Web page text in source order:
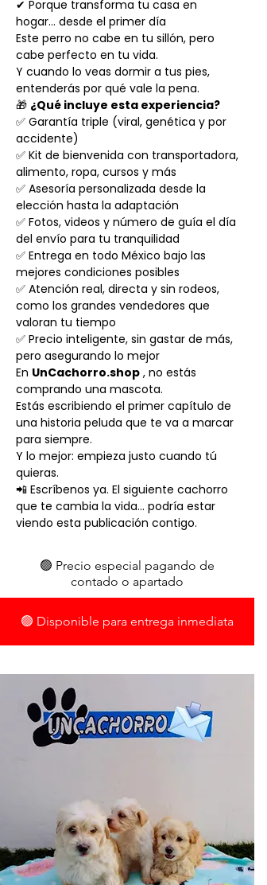
✔ Porque transforma tu casa en
hogar… desde el primer día
Este perro no cabe en tu sillón, pero
cabe perfecto en tu vida.
Y cuando lo veas dormir a tus pies,
entenderás por qué vale la pena.
🎁 ¿Qué incluye esta experiencia?
✅ Garantía triple (viral, genética y por
accidente)
✅ Kit de bienvenida con transportadora,
alimento, ropa, cursos y más
✅ Asesoría personalizada desde la
elección hasta la adaptación
✅ Fotos, videos y número de guía el día
del envío para tu tranquilidad
✅ Entrega en todo México bajo las
mejores condiciones posibles
✅ Atención real, directa y sin rodeos,
como los grandes vendedores que
valoran tu tiempo
✅ Precio inteligente, sin gastar de más,
pero asegurando lo mejor
En UnCachorro.shop , no estás
comprando una mascota.
Estás escribiendo el primer capítulo de
una historia peluda que te va a marcar
para siempre.
Y lo mejor: empieza justo cuando tú
quieras.
📲 Escríbenos ya. El siguiente cachorro
que te cambia la vida… podría estar
viendo esta publicación contigo.
🟢 Precio especial pagando de
contado o apartado
🟢 Disponible para entrega inmediata